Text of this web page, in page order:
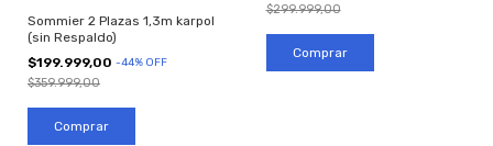
Sommier 2 Plazas 1,3m karpol
(sin Respaldo)
$199.999,00 -44% OFF
$359.999,00
$299.999,00